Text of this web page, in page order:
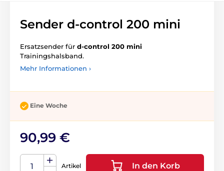
Sender d-control 200 mini
Ersatzsender für d-control 200 mini
Trainingshalsband.
Mehr Informationen ›
Eine Woche
90,99 €
Artikel In den Korb